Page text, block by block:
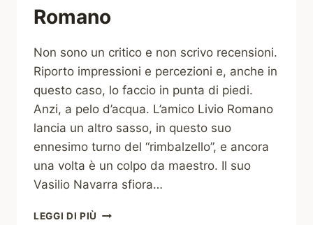
Romano
Non sono un critico e non scrivo recensioni.
Riporto impressioni e percezioni e, anche in
questo caso, lo faccio in punta di piedi.
Anzi, a pelo d’acqua. L’amico Livio Romano
lancia un altro sasso, in questo suo
ennesimo turno del “rimbalzello”, e ancora
una volta è un colpo da maestro. Il suo
Vasilio Navarra sfiora…
LEGGI DI PIÙ